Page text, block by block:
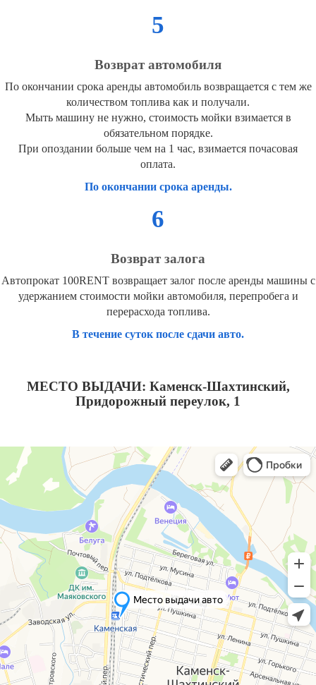
5
Возврат автомобиля
По окончании срока аренды автомобиль возвращается с тем же
количеством топлива как и получали.
Мыть машину не нужно, стоимость мойки взимается в
обязательном порядке.
При опоздании больше чем на 1 час, взимается почасовая
оплата.
По окончании срока аренды.
6
Возврат залога
Автопрокат 100RENT возвращает залог после аренды машины с
удержанием стоимости мойки автомобиля, перепробега и
перерасхода топлива.
В течение суток после сдачи авто.
МЕСТО ВЫДАЧИ: Каменск-Шахтинский,
Придорожный переулок, 1